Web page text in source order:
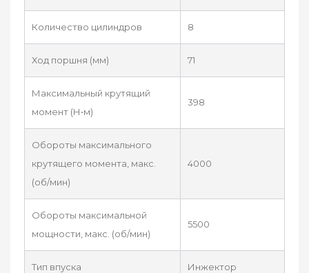
Количество цилиндров 8
Ход поршня (мм) 71
Максимальный крутящий
момент (Н•м)
398
Обороты максимального
крутящего момента, макс.
(об/мин)
4000
Обороты максимальной
мощности, макс. (об/мин)
5500
Тип впуска Инжектор